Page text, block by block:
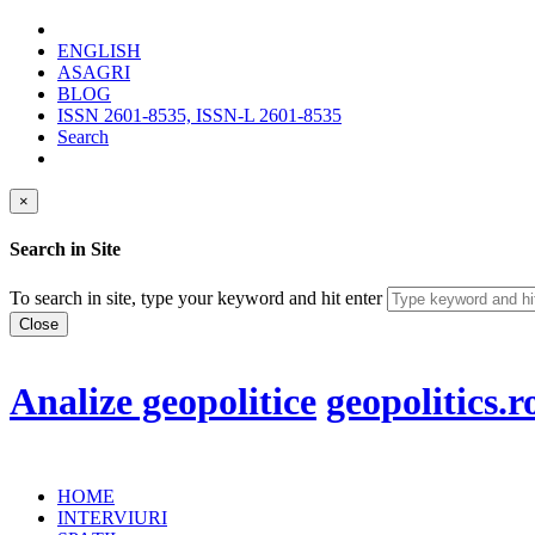
ENGLISH
ASAGRI
BLOG
ISSN 2601-8535, ISSN-L 2601-8535
Search
×
Search in Site
To search in site, type your keyword and hit enter
Close
Analize geopolitice
HOME
INTERVIURI